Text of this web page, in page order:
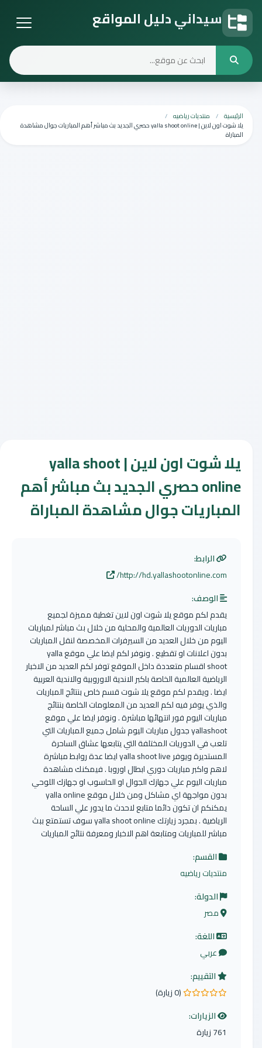
سيداني دليل المواقع
الرئيسية
منتديات رياضيه
يلا شوت اون لاين | yalla shoot online حصري الجديد بث مباشر أهم المباريات جوال مشاهدة
المباراة
يلا شوت اون لاين | yalla shoot
online حصري الجديد بث مباشر أهم
المباريات جوال مشاهدة المباراة
الرابط:
http://hd.yallashootonline.com/
الوصف:
يقدم لكم موقع يلا شوت اون لاين تغطية مميزة لجميع
مباريات الدوريات العالمية والمحلية من خلال بث مباشر لمباريات
اليوم من خلال العديد من السيرفرات المخصصة لنقل المباريات
بدون اعلانات او تقطيع . ونوفر لكم ايضا علي موقع yalla
shoot اقسام متعددة داخل الموقع توفر لكم العديد من الاخبار
الرياضية العالمية الخاصة باكبر الاندية الاوروبية والاندية العربية
ايضا . ويقدم لكم موقع يلا شوت قسم خاص بنتائج المباريات
والذي يوفر فيه لكم العديد من المعلومات الخاصة بنتائج
مباريات اليوم فور انتهائها مباشرة . ونوفر ايضا علي موقع
yallashoot جدول مباريات اليوم شامل جميع المباريات التي
تلعب في الدوريات المختلفة التي يتابعها عشاق الساحرة
المستديرة ويوفر yalla shoot live ايضا عدة روابط مباشرة
لاهم واكبر مباريات دوري ابطال اوروبا . فيمكنك مشاهدة
مباريات اليوم علي جهازك الجوال او الحاسوب او جهازك اللوحي
بدون مواجهة اي مشاكل ومن خلال موقع yalla online
يمكنكم ان تكون دائما متابع لاحدث ما يدور علي الساحة
الرياضية . بمجرد زيارتك yalla shoot online سوف تستمتع ببث
مباشر للمباريات ومتابعة اهم الاخبار ومعرفة نتائج المباريات
القسم:
منتديات رياضيه
الدولة:
مصر
اللغة:
عربي
التقييم:
0.0 من 5 نجوم
(0 زيارة)
الزيارات:
761 زيارة